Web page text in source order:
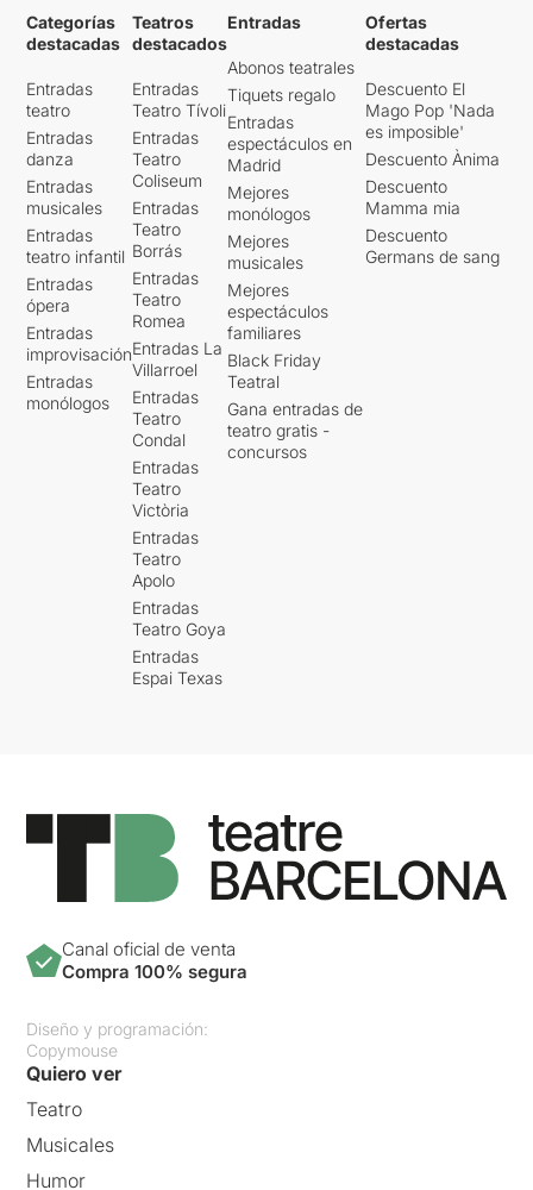
Categorías
destacadas
Entradas
teatro
Entradas
danza
Entradas
musicales
Entradas
teatro infantil
Entradas
ópera
Entradas
improvisación
Entradas
monólogos
Teatros
destacados
Entradas
Teatro Tívoli
Entradas
Teatro
Coliseum
Entradas
Teatro
Borrás
Entradas
Teatro
Romea
Entradas La
Villarroel
Entradas
Teatro
Condal
Entradas
Teatro
Victòria
Entradas
Teatro
Apolo
Entradas
Teatro Goya
Entradas
Espai Texas
Entradas
Abonos teatrales
Tiquets regalo
Entradas
espectáculos en
Madrid
Mejores
monólogos
Mejores
musicales
Mejores
espectáculos
familiares
Black Friday
Teatral
Gana entradas de
teatro gratis -
concursos
Ofertas
destacadas
Descuento El
Mago Pop 'Nada
es imposible'
Descuento Ànima
Descuento
Mamma mia
Descuento
Germans de sang
Canal oficial de venta
Compra 100% segura
Diseño y programación:
Copymouse
Quiero ver
Teatro
Musicales
Humor